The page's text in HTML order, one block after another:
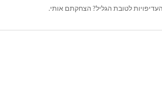
לטובת הגליל? הצחקתם אותי.